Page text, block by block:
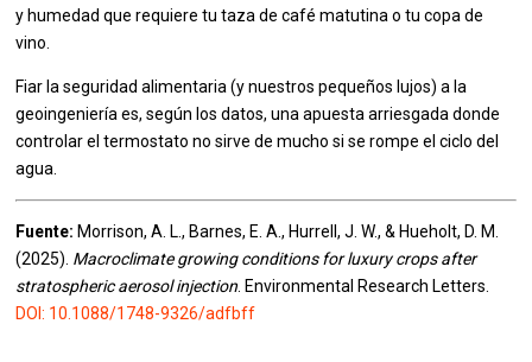
y humedad que requiere tu taza de café matutina o tu copa de
vino.
Fiar la seguridad alimentaria (y nuestros pequeños lujos) a la
geoingeniería es, según los datos, una apuesta arriesgada donde
controlar el termostato no sirve de mucho si se rompe el ciclo del
agua.
Fuente: Morrison, A. L., Barnes, E. A., Hurrell, J. W., & Hueholt, D. M.
(2025). Macroclimate growing conditions for luxury crops after
stratospheric aerosol injection. Environmental Research Letters.
DOI: 10.1088/1748-9326/adfbff